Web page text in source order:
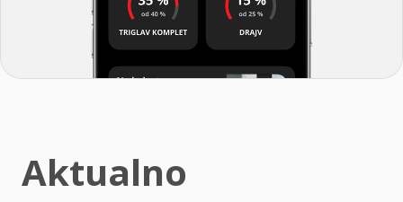
Aktualno